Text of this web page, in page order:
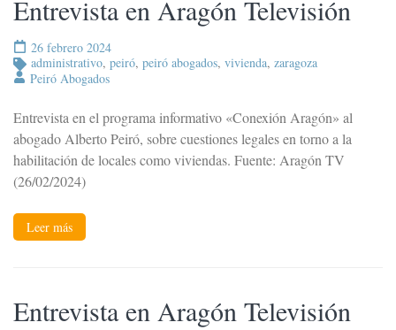
Entrevista en Aragón Televisión
26 febrero 2024
administrativo, peiró, peiró abogados, vivienda, zaragoza
Peiró Abogados
Entrevista en el programa informativo «Conexión Aragón» al
abogado Alberto Peiró, sobre cuestiones legales en torno a la
habilitación de locales como viviendas. Fuente: Aragón TV
(26/02/2024)
Leer más
Entrevista en Aragón Televisión